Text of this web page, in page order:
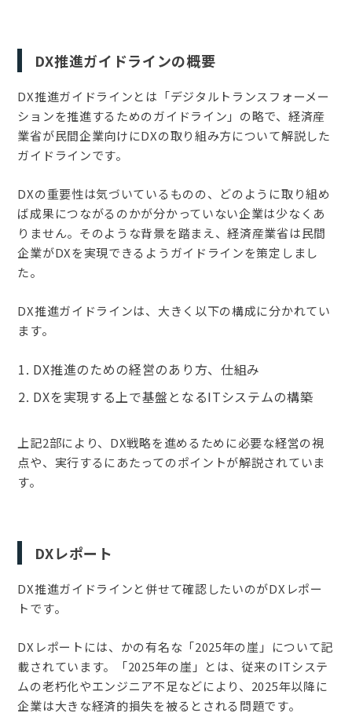
DX推進ガイドラインの概要
DX推進ガイドラインとは「デジタルトランスフォーメー
ションを推進するためのガイドライン」の略で、経済産
業省が民間企業向けにDXの取り組み方について解説した
ガイドラインです。
DXの重要性は気づいているものの、どのように取り組め
ば成果につながるのかが分かっていない企業は少なくあ
りません。そのような背景を踏まえ、経済産業省は民間
企業がDXを実現できるようガイドラインを策定しまし
た。
DX推進ガイドラインは、大きく以下の構成に分かれてい
ます。
DX推進のための経営のあり方、仕組み
DXを実現する上で基盤となるITシステムの構築
上記2部により、DX戦略を進めるために必要な経営の視
点や、実行するにあたってのポイントが解説されていま
す。
DXレポート
DX推進ガイドラインと併せて確認したいのがDXレポー
トです。
DXレポートには、かの有名な「2025年の崖」について記
載されています。「2025年の崖」とは、従来のITシステ
ムの老朽化やエンジニア不足などにより、2025年以降に
企業は大きな経済的損失を被るとされる問題です。